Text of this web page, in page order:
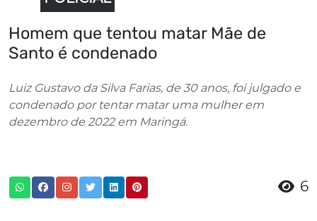
Homem que tentou matar Mãe de
Santo é condenado
Luiz Gustavo da Silva Farias, de 30 anos, foi julgado e
condenado por tentar matar uma mulher em
dezembro de 2022 em Maringá.
6